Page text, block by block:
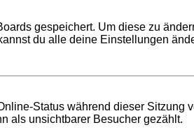
gespeichert. Um diese zu
du alle deine Einstellungen
Status während dieser Sitzung
als unsichtbarer Besucher gezählt.